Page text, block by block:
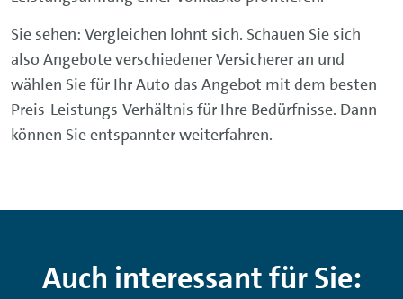
Sie sehen: Vergleichen lohnt sich. Schauen Sie sich
also Angebote verschiedener Versicherer an und
wählen Sie für Ihr Auto das Angebot mit dem besten
Preis-Leistungs-Verhältnis für Ihre Bedürfnisse. Dann
können Sie entspannter weiterfahren.
Auch interessant für Sie: